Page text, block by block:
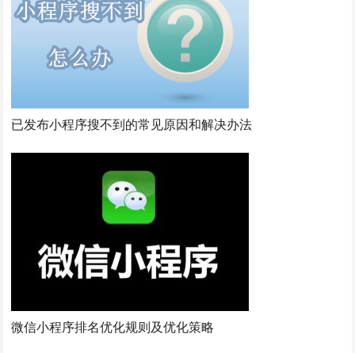
已发布小程序搜不到的常见原因和解决办法
微信小程序排名优化规则及优化策略